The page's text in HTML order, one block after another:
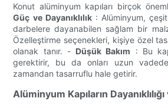
Konut alüminyum kapıları birçok
Güç ve Dayanıklılık: Alüminyum,
darbelere dayanabilen sağlam bir
Özelleştirme seçenekleri, kişiye özel
olanak tanır. - Düşük Bakım : Bu
gerektirir, bu da onları uzun
zamandan tasarruflu hale getirir.
Alüminyum Kapıların